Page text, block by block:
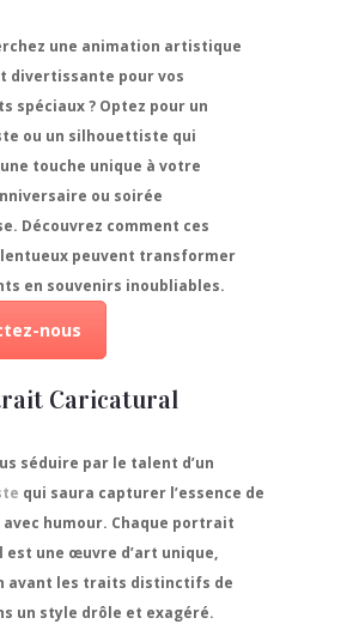
une animation artistique
divertissante pour vos
spéciaux ? Optez pour un
ou un silhouettiste qui
touche unique à votre
ou soirée
Découvrez comment ces
peuvent transformer
en souvenirs inoubliables.
nous
Caricatural
séduire par le talent d’un
qui saura capturer l’essence de
humour. Chaque portrait
une œuvre d’art unique,
avant les traits distinctifs de
un style drôle et exagéré.